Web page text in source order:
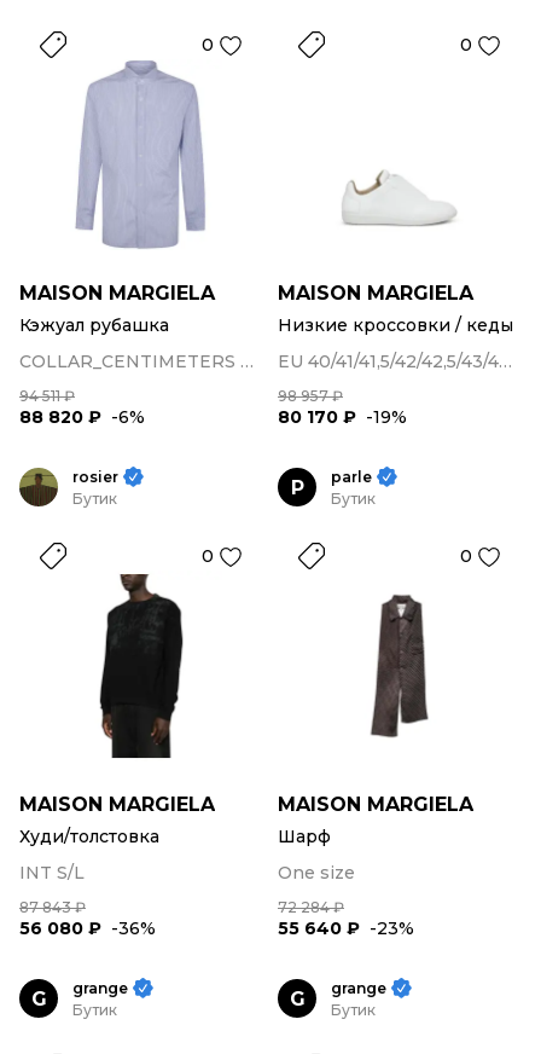
0
MAISON MARGIELA
Кэжуал рубашка
COLLAR_CENTIMETERS 40/41/42
94 511 ₽
88 820 ₽ -6%
0
MAISON MARGIELA
Низкие кроссовки / кеды
EU 40/41/41,5/42/42,5/43/44/45
98 957 ₽
80 170 ₽ -19%
rosier
Бутик
0
MAISON MARGIELA
Худи/толстовка
INT S/L
87 843 ₽
56 080 ₽ -36%
P
parle
Бутик
0
MAISON MARGIELA
Шарф
One size
72 284 ₽
55 640 ₽ -23%
G
grange
Бутик
G
grange
Бутик